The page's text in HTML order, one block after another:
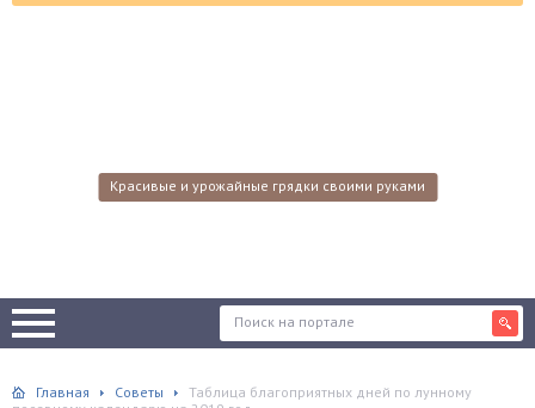
Красивые и урожайные грядки своими руками
Главная Советы
Таблица благоприятных дней по лунному